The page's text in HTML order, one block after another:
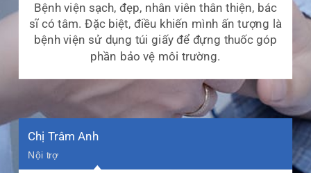
Bệnh viện sạch, đẹp, nhân viên thân thiện, bác
sĩ có tâm. Đặc biệt, điều khiến mình ấn tượng là
bệnh viện sử dụng túi giấy để đựng thuốc góp
phần bảo vệ môi trường.
Chị Trâm Anh
Nội trợ